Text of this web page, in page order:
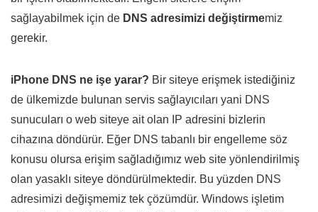
sağlayabilmek için de DNS adresimizi değiştirmemiz
gerekir.
iPhone DNS ne işe yarar? Bir siteye erişmek istediğiniz
de ülkemizde bulunan servis sağlayıcıları yani DNS
sunucuları o web siteye ait olan IP adresini bizlerin
cihazına döndürür. Eğer DNS tabanlı bir engelleme söz
konusu olursa erişim sağladığımız web site yönlendirilmiş
olan yasaklı siteye döndürülmektedir. Bu yüzden DNS
adresimizi değişmemiz tek çözümdür. Windows işletim